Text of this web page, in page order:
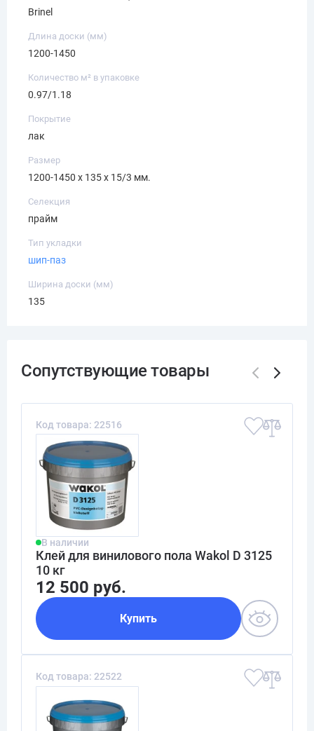
Brinel
Длина доски (мм)
1200-1450
Количество м² в упаковке
0.97/1.18
Покрытие
лак
Размер
1200-1450 х 135 х 15/3 мм.
Селекция
прайм
Тип укладки
шип-паз
Ширина доски (мм)
135
Код товара: 22516
В наличии
Клей для винилового пола Wakol D 3125
10 кг
12 500 руб.
Купить
Код товара: 22522